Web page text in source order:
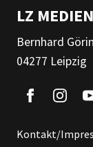
LZ
Bernhard
04277 Leipzig
Kontakt/